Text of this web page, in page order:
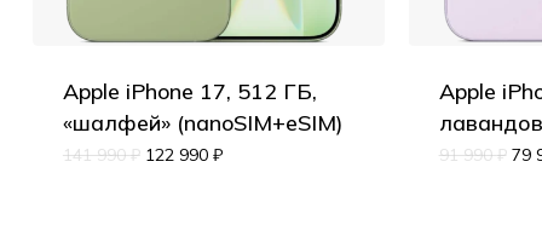
Apple iPhone 17, 512 ГБ,
«шалфей» (nanoSIM+eSIM)
141 990₽ 122 990 ₽
Apple
91 990₽ 79